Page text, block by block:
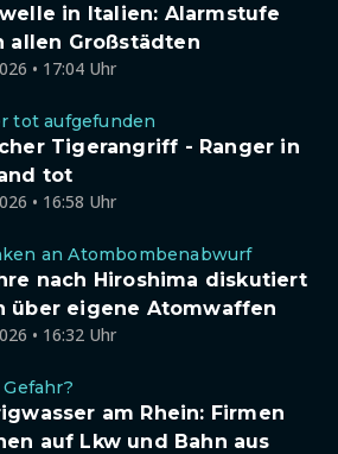
in Italien: Alarmstufe
allen Großstädten
• 17:04 Uhr
tot aufgefunden
Tigerangriff - Ranger in
tot
• 16:58 Uhr
an Atombombenabwurf
nach Hiroshima diskutiert
über eigene Atomwaffen
• 16:32 Uhr
am Rhein: Firmen
auf Lkw und Bahn aus